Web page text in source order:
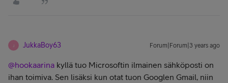
J JukkaBoy63 Forum|Forum|3 years ago
@hookaarina kyllä tuo Microsoftin ilmainen sähköposti on
ihan toimiva. Sen lisäksi kun otat tuon Googlen Gmail, niin